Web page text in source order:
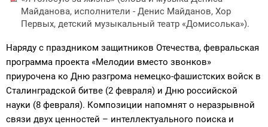
Майданова, исполнители - Денис Майданов, Хор
Первых, детский музыкальный театр «Домисолька»).
Наряду с праздником защитников Отечества, февральская
программа проекта «Мелодии вместо звонков»
приурочена ко Дню разгрома немецко-фашистских войск в
Сталинградской битве (2 февраля) и Дню российской
науки (8 февраля). Композиции напомнят о неразрывной
связи двух ценностей – интеллектуального поиска и